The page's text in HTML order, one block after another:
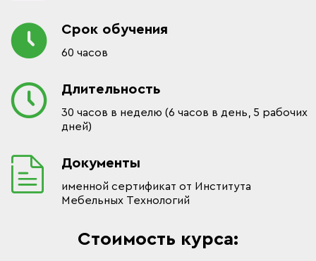
Срок обучения
60 часов
Длительность
30 часов в неделю (6 часов в день, 5 рабочих
дней)
Документы
именной сертификат от Института
Мебельных Технологий
Стоимость курса: